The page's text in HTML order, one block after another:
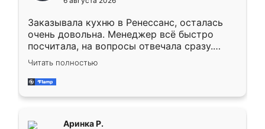
мебели буду заказывать только здесь.
Заказывала кухню в Ренессанс, осталась
очень довольна. Менеджер всё быстро
посчитала, на вопросы отвечала сразу.
Замерщик приехал в субботу, подошёл к
делу со всей ответственностью. Собрали
за день, ребята работали аккуратно, даже
Читать полностью
Аринка Р.